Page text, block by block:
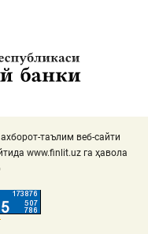
таълим веб-сайти
www.finlit.uz га ҳавола